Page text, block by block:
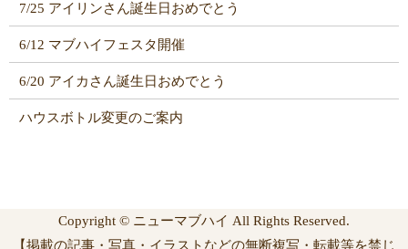
7/25 アイリンさん誕生日おめでとう
6/12 マブハイフェスタ開催
6/20 アイカさん誕生日おめでとう
ハウスボトル変更のご案内
Copyright © ニューマブハイ All Rights Reserved.
【掲載の記事・写真・イラストなどの無断複写・転載等を禁じ